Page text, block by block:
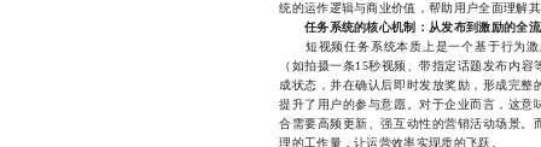
统的运作逻辑与商业价值，帮助用户全面理解
任务系统的核心机制：从发布到激励的全
短视频任务系统本质上是一个基于行为激
（如拍摄一条15秒视频、带指定话题发布内
成状态，并在确认后即时发放奖励，形成完
提升了用户的参与意愿。对于企业而言，这
合需要高频更新、强互动性的营销活动场景
理的工作量，让运营效率实现质的飞跃。